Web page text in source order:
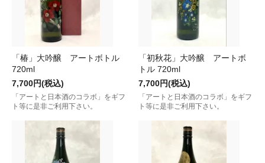
「椿」大吟醸 アートボトル
720ml
7,700円(税込)
「アートと日本酒のコラボ」をギフ
ト等に是非ご利用下さい。
「初秋花」大吟醸 アートボ
トル 720ml
7,700円(税込)
「アートと日本酒のコラボ」をギフ
ト等に是非ご利用下さい。